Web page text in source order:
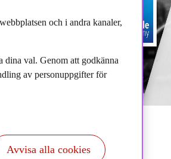
och i andra kanaler,
dina val. Genom att godkänna
av personuppgifter för
Avvisa alla cookies